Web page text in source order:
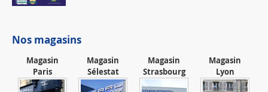
Nos magasins
Magasin
Paris
Magasin
Sélestat
Magasin
Strasbourg
Magasin
Lyon